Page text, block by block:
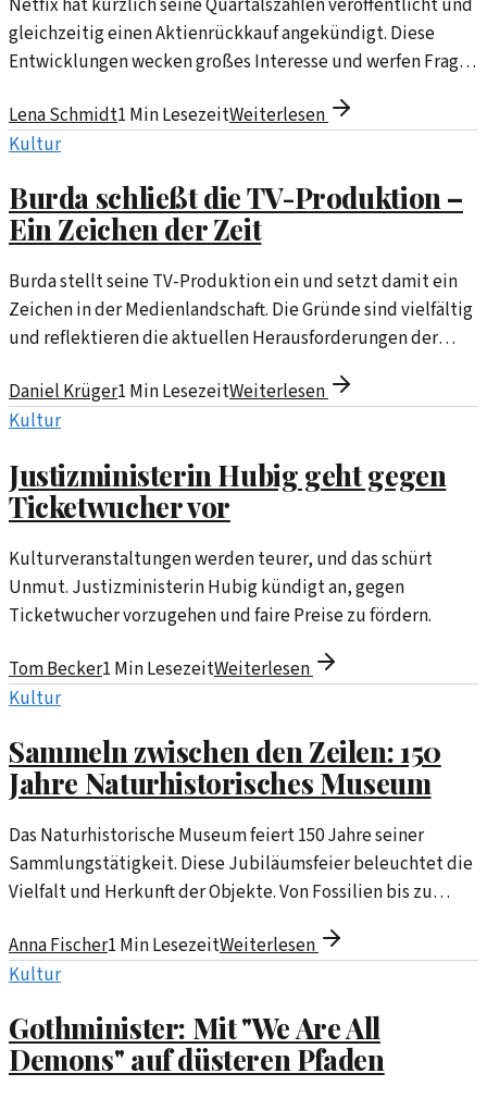
Netfix hat kürzlich seine Quartalszahlen veröffentlicht und
gleichzeitig einen Aktienrückkauf angekündigt. Diese
Entwicklungen wecken großes Interesse und werfen Fragen
Lena Schmidt1 Min LesezeitWeiterlesen
Kultur
Burda schließt die TV-Produktion –
Ein Zeichen der Zeit
Burda stellt seine TV-Produktion ein und setzt damit ein
Zeichen in der Medienlandschaft. Die Gründe sind vielfältig
und reflektieren die aktuellen Herausforderungen der
Daniel Krüger1 Min LesezeitWeiterlesen
Kultur
Justizministerin Hubig geht gegen
Ticketwucher vor
Kulturveranstaltungen werden teurer, und das schürt
Unmut. Justizministerin Hubig kündigt an, gegen
Ticketwucher vorzugehen und faire Preise zu fördern.
Tom Becker1 Min LesezeitWeiterlesen
Kultur
Sammeln zwischen den Zeilen: 150
Jahre Naturhistorisches Museum
Das Naturhistorische Museum feiert 150 Jahre seiner
Sammlungstätigkeit. Diese Jubiläumsfeier beleuchtet die
Vielfalt und Herkunft der Objekte. Von Fossilien bis zu
Geschichten erzählen.
Anna Fischer1 Min LesezeitWeiterlesen
Kultur
Gothminister: Mit "We Are All
Demons" auf düsteren Pfaden